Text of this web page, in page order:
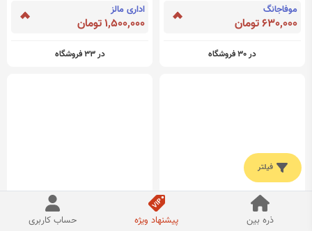
گالری لیلیوم
198,000 تومان
لوازم اداری ای پرینتر
340,000 تومان
فیلتر
ذره بین پیشنهاد ویژه حساب کاربری